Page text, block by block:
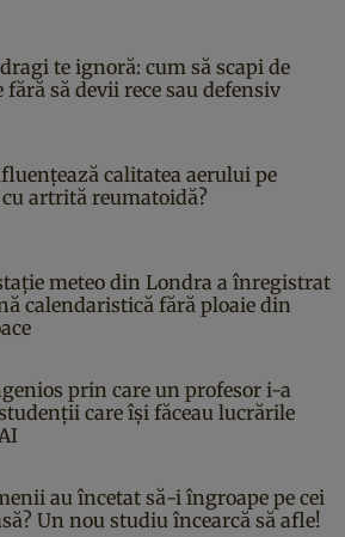
te ignoră: cum să scapi de
fără să devii rece sau defensiv
calitatea aerului pe
artrită reumatoidă?
meteo din Londra a înregistrat
calendaristică fără ploaie din
prin care un profesor i-a
care își făceau lucrările
au încetat să-i îngroape pe cei
Un nou studiu încearcă să afle!